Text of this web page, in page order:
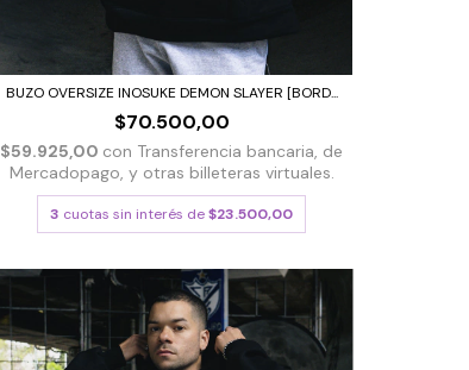
BUZO OVERSIZE INOSUKE DEMON SLAYER [BORD...
$70.500,00
$59.925,00 con Transferencia bancaria, de
Mercadopago, y otras billeteras virtuales.
3 cuotas sin interés de$23.500,00